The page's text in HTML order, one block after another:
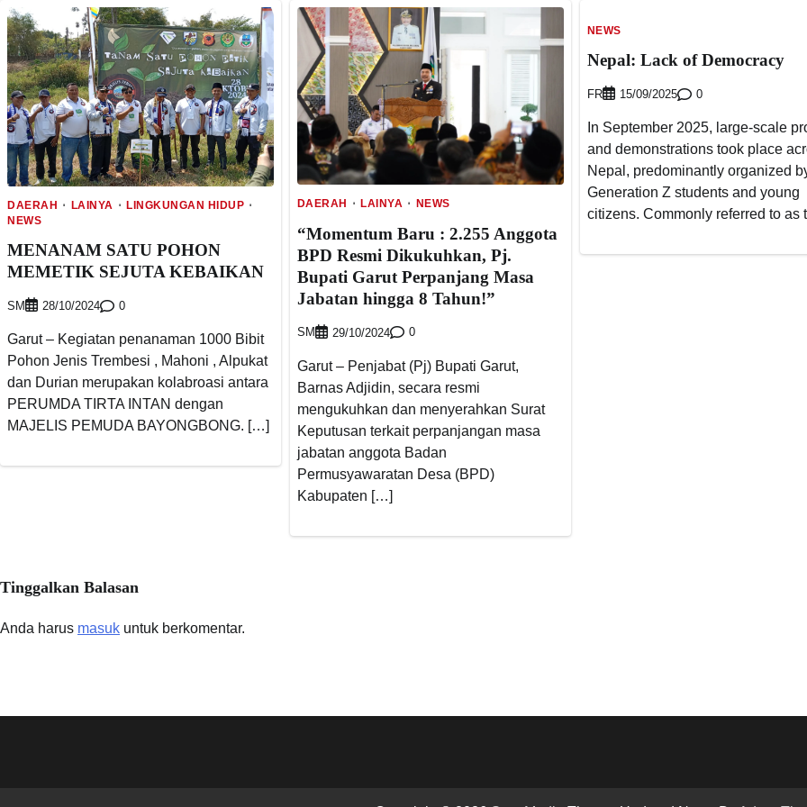
DAERAH LAINYA
LINGKUNGAN HIDUP
NEWS
MENANAM SATU POHON
MEMETIK SEJUTA KEBAIKAN
SM 28/10/2024 0
Garut – Kegiatan penanaman 1000 Bibit
Pohon Jenis Trembesi , Mahoni , Alpukat
dan Durian merupakan kolabroasi antara
PERUMDA TIRTA INTAN dengan
MAJELIS PEMUDA BAYONGBONG. […]
DAERAH LAINYA NEWS
“Momentum Baru : 2.255 Anggota
BPD Resmi Dikukuhkan, Pj.
Bupati Garut Perpanjang Masa
Jabatan hingga 8 Tahun!”
SM 29/10/2024 0
Garut – Penjabat (Pj) Bupati Garut,
Barnas Adjidin, secara resmi
mengukuhkan dan menyerahkan Surat
Keputusan terkait perpanjangan masa
jabatan anggota Badan
Permusyawaratan Desa (BPD)
Kabupaten […]
NEWS
Nepal: Lack of Democracy
FR 15/09/2025 0
In September 2025, large-scale
and demonstrations took place
Nepal, predominantly organized
Generation Z students and young
citizens. Commonly referred to as
Tinggalkan Balasan
Anda harus masuk untuk berkomentar.